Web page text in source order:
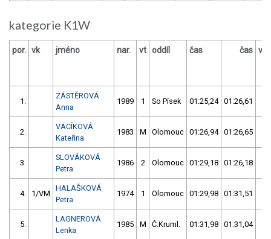
kategorie K1W
por. vk jméno nar. vt oddíl čas čas
1.
ZÁSTĚROVÁ
Anna
1989 1 So Písek 01:25,24 01:26,61
2.
VACÍKOVÁ
Kateřina
1983 M Olomouc 01:26,94 01:26,65
3.
SLOVÁKOVÁ
Petra
1986 2 Olomouc 01:29,18 01:26,18
4. 1/VM
HALAŠKOVÁ
Petra
1974 1 Olomouc 01:29,98 01:31,51
5.
LAGNEROVÁ
Lenka
1985 M Č.Kruml. 01:31,98 01:31,04